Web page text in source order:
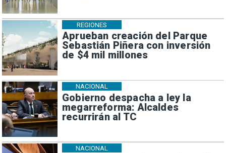
Aprueban creación del Parque
Sebastián Piñera con inversión
de $4 mil millones
REGIONES
Gobierno despacha a ley la
megarreforma: Alcaldes
recurrirán al TC
NACIONAL
NACIONAL